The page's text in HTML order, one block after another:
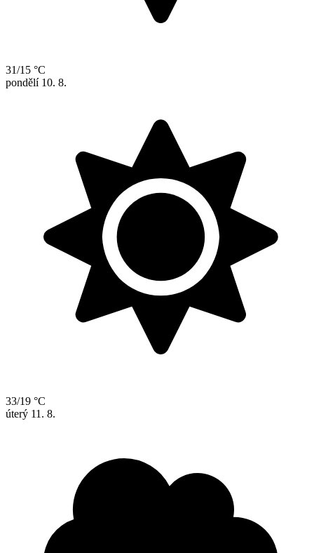
31/15 °C
pondělí 10. 8.
33/19 °C
úterý 11. 8.